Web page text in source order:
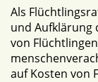
Als
und Aufklärung
von
auf Kosten von